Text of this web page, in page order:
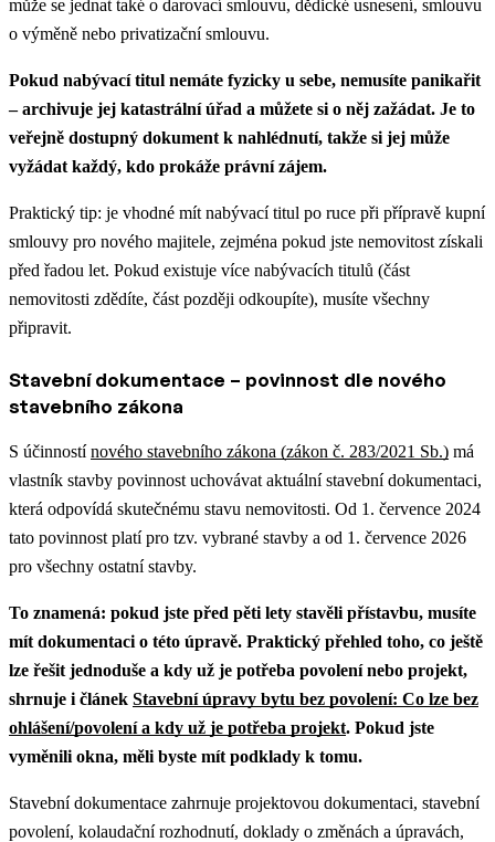
může se jednat také o darovací smlouvu, dědické usnesení, smlouvu
o výměně nebo privatizační smlouvu.
Pokud nabývací titul nemáte fyzicky u sebe, nemusíte panikařit
– archivuje jej katastrální úřad a můžete si o něj zažádat. Je to
veřejně dostupný dokument k nahlédnutí, takže si jej může
vyžádat každý, kdo prokáže právní zájem.
Praktický tip: je vhodné mít nabývací titul po ruce při přípravě kupní
smlouvy pro nového majitele, zejména pokud jste nemovitost získali
před řadou let. Pokud existuje více nabývacích titulů (část
nemovitosti zdědíte, část později odkoupíte), musíte všechny
připravit.
Stavební dokumentace – povinnost dle nového
stavebního zákona
S účinnostínového stavebního zákona (zákon č. 283/2021 Sb.) má
vlastník stavby povinnost uchovávat aktuální stavební dokumentaci,
která odpovídá skutečnému stavu nemovitosti. Od 1. července 2024
tato povinnost platí pro tzv. vybrané stavby a od 1. července 2026
pro všechny ostatní stavby.
To znamená: pokud jste před pěti lety stavěli přístavbu, musíte
mít dokumentaci o této úpravě. Praktický přehled toho, co ještě
lze řešit jednoduše a kdy už je potřeba povolení nebo projekt,
shrnuje i článek Stavební úpravy bytu bez povolení: Co lze bez
ohlášení/povolení a kdy už je potřeba projekt. Pokud jste
vyměnili okna, měli byste mít podklady k tomu.
Stavební dokumentace zahrnuje projektovou dokumentaci, stavební
povolení, kolaudační rozhodnutí, doklady o změnách a úpravách,